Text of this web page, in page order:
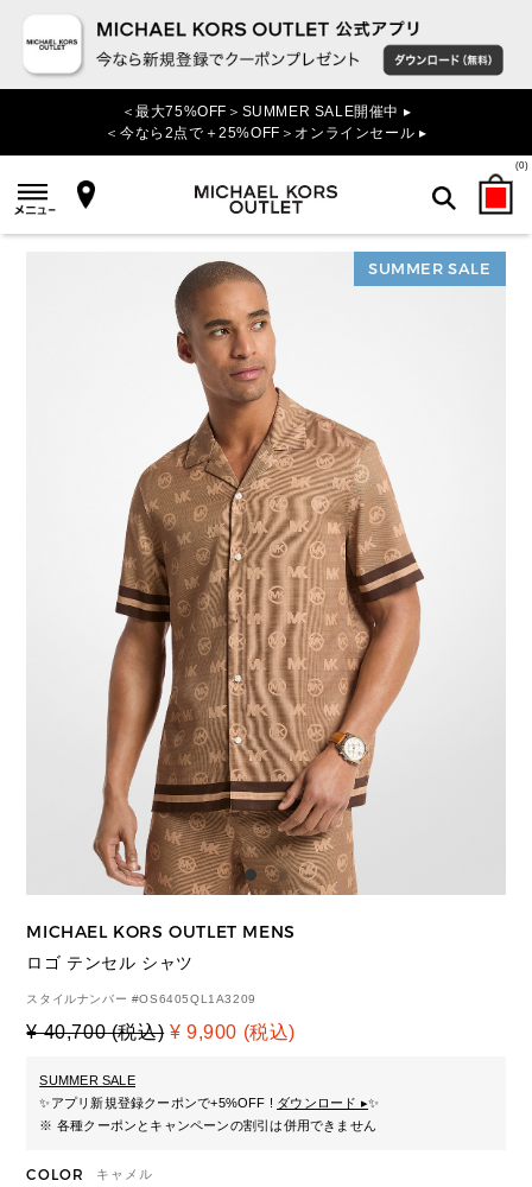
＜最大75%OFF＞SUMMER SALE開催中 ▸
＜今なら2点で＋25%OFF＞オンラインセール ▸
(0)
検索
SUMMER SALE
MICHAEL KORS OUTLET MENS
ロゴ テンセル シャツ
スタイルナンバー #OS6405QL1A3209
¥ 40,700 (税込) ¥ 9,900 (税込)
SUMMER SALE
✨アプリ新規登録クーポンで+5%OFF ! ダウンロード ▸✨
※ 各種クーポンとキャンペーンの割引は併用できません
COLOR キャメル